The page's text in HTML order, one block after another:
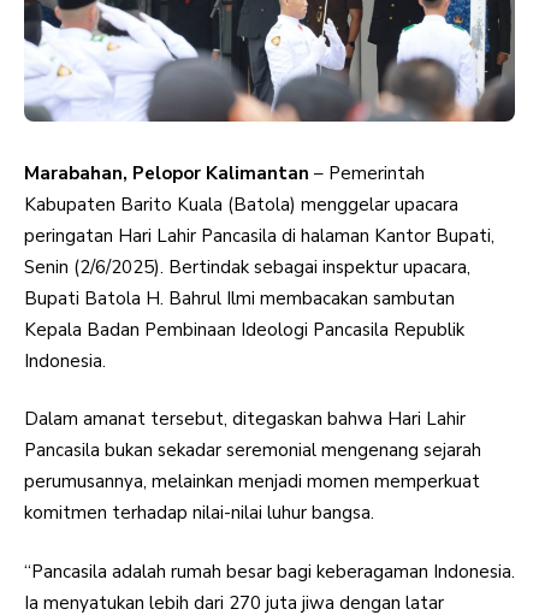
Marabahan, Pelopor Kalimantan – Pemerintah
Kabupaten Barito Kuala (Batola) menggelar upacara
peringatan Hari Lahir Pancasila di halaman Kantor Bupati,
Senin (2/6/2025). Bertindak sebagai inspektur upacara,
Bupati Batola H. Bahrul Ilmi membacakan sambutan
Kepala Badan Pembinaan Ideologi Pancasila Republik
Indonesia.
Dalam amanat tersebut, ditegaskan bahwa Hari Lahir
Pancasila bukan sekadar seremonial mengenang sejarah
perumusannya, melainkan menjadi momen memperkuat
komitmen terhadap nilai-nilai luhur bangsa.
“Pancasila adalah rumah besar bagi keberagaman Indonesia.
Ia menyatukan lebih dari 270 juta jiwa dengan latar